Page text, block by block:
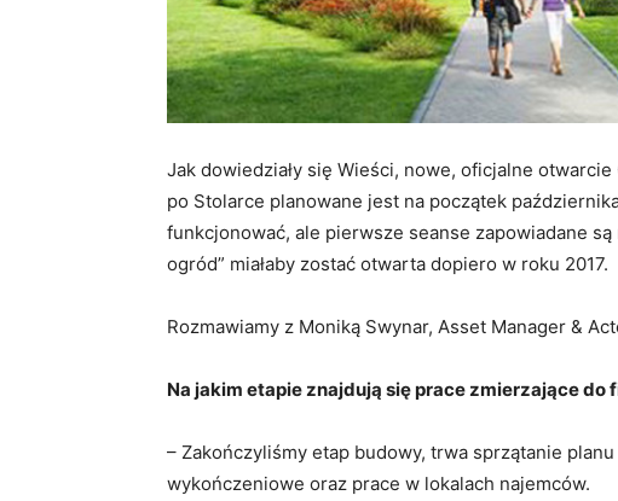
Jak dowiedziały się Wieści, nowe, oficjalne
po Stolarce planowane jest na początek
funkcjonować, ale pierwsze seanse zapowiadane
ogród” miałaby zostać otwarta dopiero w roku 2017.
Rozmawiamy z Moniką Swynar, Asset Manager &
Na jakim etapie znajdują się prace zmierzające
– Zakończyliśmy etap budowy, trwa sprzątanie
wykończeniowe oraz prace w lokalach najemców.